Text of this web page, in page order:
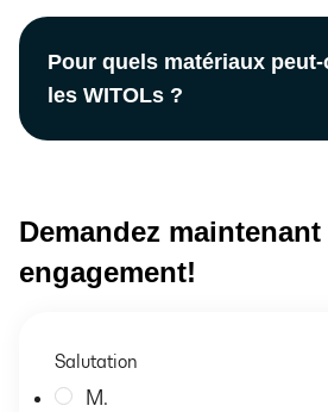
Pour quels matériaux
les WITOLs ?
Demandez
engagement!
Salutation
M.